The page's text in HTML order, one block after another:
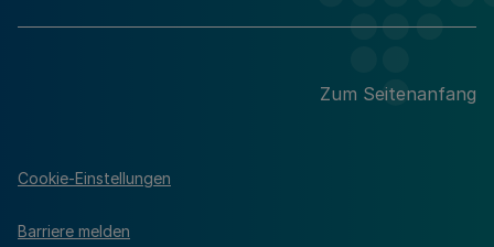
Zum Seitenanfang
Cookie-Einstellungen
Barriere melden